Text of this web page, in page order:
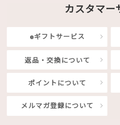
カスタマー
eギフトサービス
返品・交換について
ポイントについて
メルマガ登録について